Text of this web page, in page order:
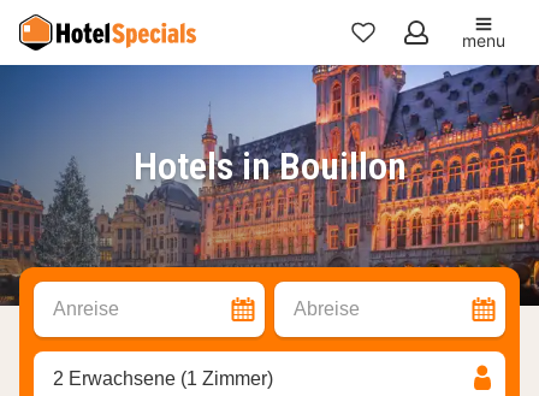
Meine
Favoriten
menu
Hotels in Bouillon
Anreise Abreise
2 Erwachsene (1 Zimmer)